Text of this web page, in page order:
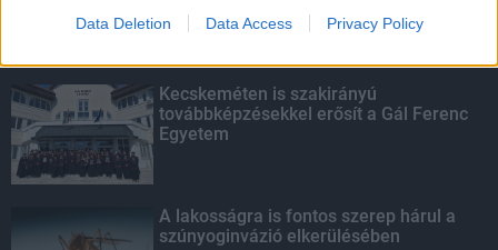
Data Deletion Data Access Privacy Policy
Kecskeméten is szakirányú
továbbképzésekkel erősít a Gál Ferenc
Egyetem
A lakosságra is fontos szerep hárul a
szúnyoginvázió elkerülésében